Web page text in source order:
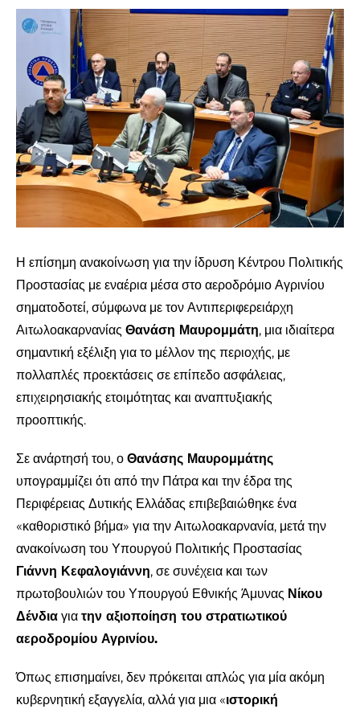
Προβολή
μεγαλύτερης
εικόνας
Η επίσημη ανακοίνωση για την ίδρυση Κέντρου Πολιτικής
Προστασίας με εναέρια μέσα στο αεροδρόμιο Αγρινίου
σηματοδοτεί, σύμφωνα με τον Αντιπεριφερειάρχη
Αιτωλοακαρνανίας Θανάση Μαυρομμάτη, μια ιδιαίτερα
σημαντική εξέλιξη για το μέλλον της περιοχής, με
πολλαπλές προεκτάσεις σε επίπεδο ασφάλειας,
επιχειρησιακής ετοιμότητας και αναπτυξιακής
προοπτικής.
Σε ανάρτησή του, ο Θανάσης Μαυρομμάτης
υπογραμμίζει ότι από την Πάτρα και την έδρα της
Περιφέρειας Δυτικής Ελλάδας επιβεβαιώθηκε ένα
«καθοριστικό βήμα» για την Αιτωλοακαρνανία, μετά την
ανακοίνωση του Υπουργού Πολιτικής Προστασίας
Γιάννη Κεφαλογιάννη, σε συνέχεια και των
πρωτοβουλιών του Υπουργού Εθνικής Άμυνας Νίκου
Δένδια για την αξιοποίηση του στρατιωτικού
αεροδρομίου Αγρινίου.
Όπως επισημαίνει, δεν πρόκειται απλώς για μία ακόμη
κυβερνητική εξαγγελία, αλλά για μια «ιστορική